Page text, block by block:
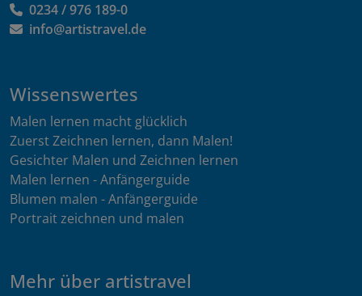
0234 / 976 189-0
info@artistravel.de
Wissenswertes
Malen lernen macht glücklich
Zuerst Zeichnen lernen, dann Malen!
Gesichter Malen und Zeichnen lernen
Malen lernen - Anfängerguide
Blumen malen - Anfängerguide
Portrait zeichnen und malen
Mehr über artistravel